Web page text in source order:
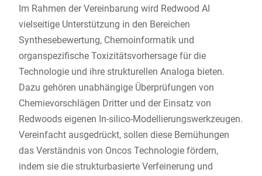
Im Rahmen der Vereinbarung wird Redwood AI
vielseitige Unterstützung in den Bereichen
Synthesebewertung, Chemoinformatik und
organspezifische Toxizitätsvorhersage für die
Technologie und ihre strukturellen Analoga bieten.
Dazu gehören unabhängige Überprüfungen von
Chemievorschlägen Dritter und der Einsatz von
Redwoods eigenen In-silico-Modellierungswerkzeugen.
Vereinfacht ausgedrückt, sollen diese Bemühungen
das Verständnis von Oncos Technologie fördern,
indem sie die strukturbasierte Verfeinerung und